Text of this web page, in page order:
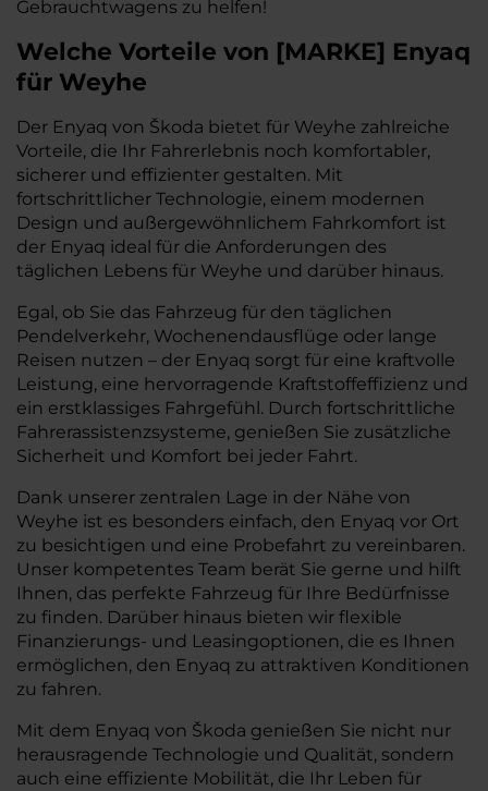
Gebrauchtwagens zu helfen!
Welche Vorteile von [MARKE] Enyaq
für Weyhe
Der Enyaq von Škoda bietet für Weyhe zahlreiche
Vorteile, die Ihr Fahrerlebnis noch komfortabler,
sicherer und effizienter gestalten. Mit
fortschrittlicher Technologie, einem modernen
Design und außergewöhnlichem Fahrkomfort ist
der Enyaq ideal für die Anforderungen des
täglichen Lebens für Weyhe und darüber hinaus.
Egal, ob Sie das Fahrzeug für den täglichen
Pendelverkehr, Wochenendausflüge oder lange
Reisen nutzen – der Enyaq sorgt für eine kraftvolle
Leistung, eine hervorragende Kraftstoffeffizienz und
ein erstklassiges Fahrgefühl. Durch fortschrittliche
Fahrerassistenzsysteme, genießen Sie zusätzliche
Sicherheit und Komfort bei jeder Fahrt.
Dank unserer zentralen Lage in der Nähe von
Weyhe ist es besonders einfach, den Enyaq vor Ort
zu besichtigen und eine Probefahrt zu vereinbaren.
Unser kompetentes Team berät Sie gerne und hilft
Ihnen, das perfekte Fahrzeug für Ihre Bedürfnisse
zu finden. Darüber hinaus bieten wir flexible
Finanzierungs- und Leasingoptionen, die es Ihnen
ermöglichen, den Enyaq zu attraktiven Konditionen
zu fahren.
Mit dem Enyaq von Škoda genießen Sie nicht nur
herausragende Technologie und Qualität, sondern
auch eine effiziente Mobilität, die Ihr Leben für